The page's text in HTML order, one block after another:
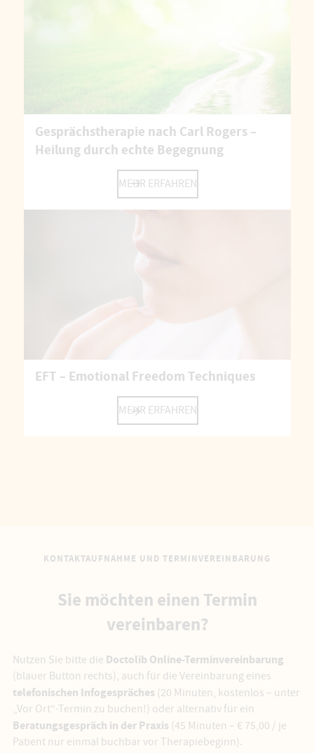
Gesprächstherapie nach Carl Rogers –
Heilung durch echte Begegnung
MEHR ERFAHREN
EFT – Emotional Freedom Techniques
MEHR ERFAHREN
KONTAKTAUFNAHME UND TERMINVEREINBARUNG
Sie möchten einen Termin
vereinbaren?
Nutzen Sie bitte die Doctolib Online-Terminvereinbarung
(blauer Button rechts), auch für die Vereinbarung eines
telefonischen Infogespräches (20 Minuten, kostenlos – unter
„Vor Ort“-Termin zu buchen!) oder alternativ für ein
Beratungsgespräch in der Praxis (45 Minuten – € 75,00 / je
Patient nur einmal buchbar vor Therapiebeginn).